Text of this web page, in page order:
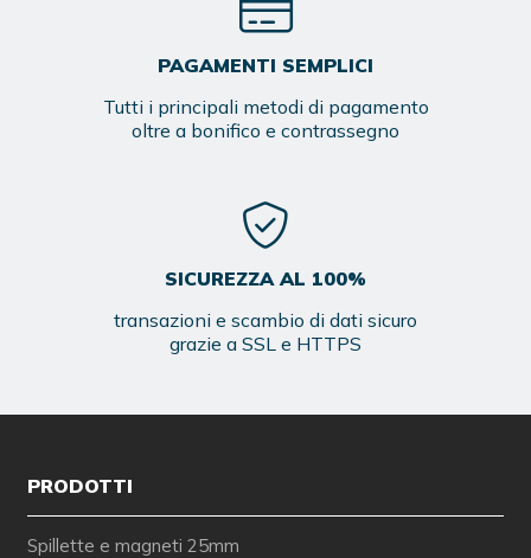
PAGAMENTI SEMPLICI
Tutti i principali metodi di pagamento
oltre a bonifico e contrassegno
SICUREZZA AL 100%
transazioni e scambio di dati sicuro
grazie a SSL e HTTPS
PRODOTTI
Spillette e magneti 25mm